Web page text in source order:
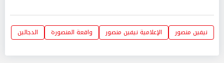
نيفين منصور الإعلامية نيفين منصور واقعة المنصورة الدجالين